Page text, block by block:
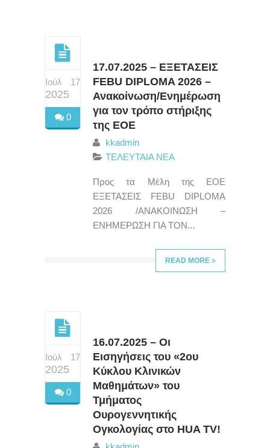
Ιούλ 17
2025
0
17.07.2025 – ΕΞΕΤΑΣΕΙΣ
FEBU DIPLOMA 2026 –
Ανακοίνωση/Ενημέρωση
για τον τρόπο στήριξης
της ΕΟΕ
kkadmin
ΤΕΛΕΥΤΑΙΑ ΝΕΑ
Προς τα Μέλη της ΕΟΕ
ΕΞΕΤΑΣΕΙΣ FEBU DIPLOMA
2026 /ΑΝΑΚΟΙΝΩΣΗ –
ΕΝΗΜΕΡΩΣΗ ΓΙΑ ΤΟΝ...
READ MORE
Ιούλ 17
2025
0
16.07.2025 – Οι
Εισηγήσεις του «2ου
Κύκλου Κλινικών
Μαθημάτων» του
Τμήματος
Ουρογεννητικής
Ογκολογίας στο HUA TV!